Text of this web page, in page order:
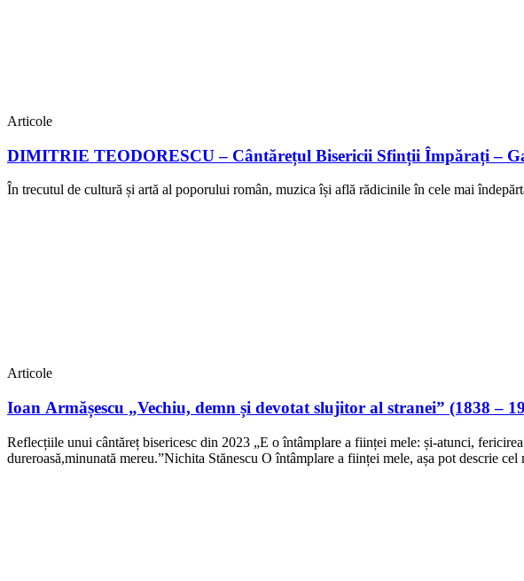
Articole
DIMITRIE TEODORESCU – Cântărețul Bisericii Sfinții Împărați –
În trecutul de cultură și artă al poporului român, muzica își află rădicinile în cele mai
Articole
Ioan Armășescu „Vechiu, demn și devotat slujitor al stranei” (1838 –
Reflecțiile unui cântăreț bisericesc din 2023 „E o întâmplare a ființei mele: și-atunci,
dureroasă,minunată mereu.”Nichita Stănescu O întâmplare a ființei mele, așa pot descrie